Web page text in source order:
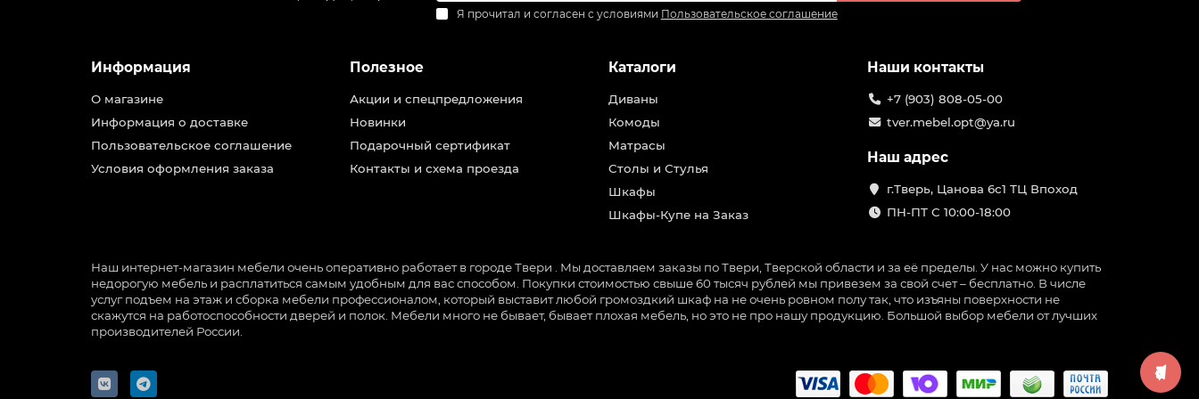
Я прочитал и согласен с условиями Пользовательское соглашение
Информация
О магазине
Информация о доставке
Пользовательское соглашение
Условия оформления заказа
Полезное
Акции и спецпредложения
Новинки
Подарочный сертификат
Контакты и схема проезда
Каталоги
Диваны
Комоды
Матрасы
Столы и Стулья
Шкафы
Шкафы-Купе на Заказ
Наши контакты
+7 (903) 808-05-00
tver.mebel.opt@ya.ru
Наш адрес
г.Тверь, Цанова 6с1 ТЦ Впоход
ПН-ПТ С 10:00-18:00
Наш интернет-магазин мебели очень оперативно работает в городе Твери . Мы доставляем заказы по Твери, Тверской области и за её пределы. У нас можно купить
недорогую мебель и расплатиться самым удобным для вас способом. Покупки стоимостью свыше 60 тысяч рублей мы привезем за свой счет – бесплатно. В числе
услуг подъем на этаж и сборка мебели профессионалом, который выставит любой громоздкий шкаф на не очень ровном полу так, что изъяны поверхности не
скажутся на работоспособности дверей и полок. Мебели много не бывает, бывает плохая мебель, но это не про нашу продукцию. Большой выбор мебели от лучших
производителей России.